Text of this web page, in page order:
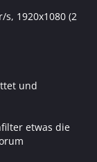
s, 1920x1080 (2
und
etwas die